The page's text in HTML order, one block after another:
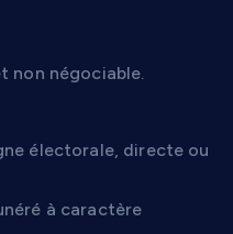
non négociable.
électorale, directe ou
à caractère